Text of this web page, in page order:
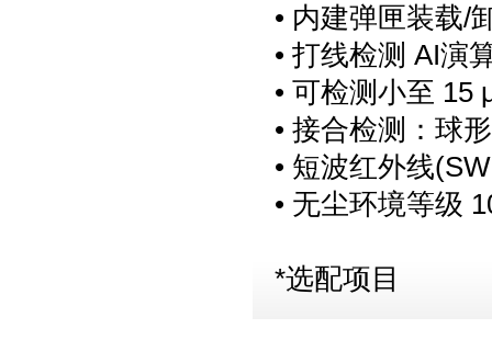
• 内建弹匣装载/
• 打线检测 AI演
• 可检测小至 15
• 接合检测：球
• 短波红外线
• 无尘环境等级
*选配项目